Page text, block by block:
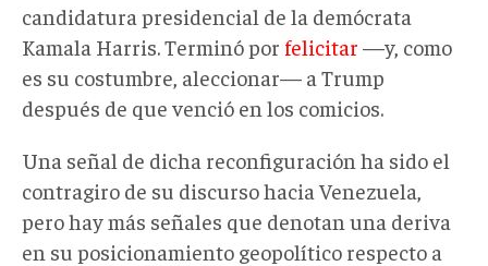
candidatura presidencial de la demócrata
Kamala Harris. Terminó por felicitar —y, como
es su costumbre, aleccionar— a Trump
después de que venció en los comicios.
Una señal de dicha reconfiguración ha sido el
contragiro de su discurso hacia Venezuela,
pero hay más señales que denotan una deriva
en su posicionamiento geopolítico respecto a